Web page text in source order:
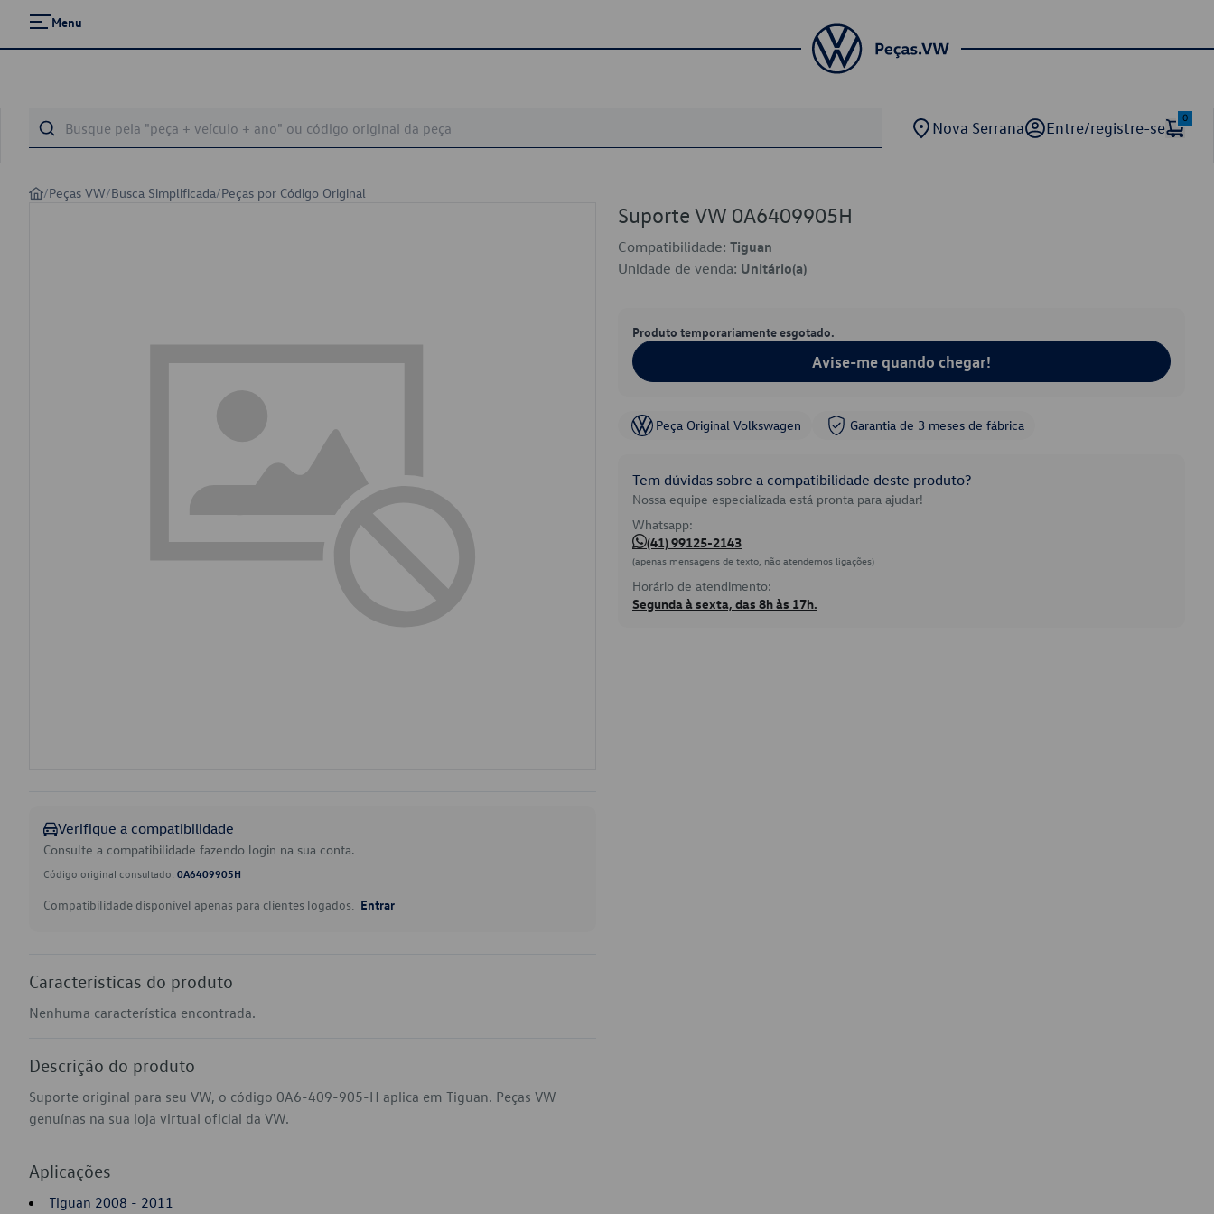
Menu
Nova Serrana Entre/registre-se
0
/Peças VW/Busca Simplificada/Peças por Código Original
Verifique a compatibilidade
Consulte a compatibilidade fazendo login na sua conta.
Código original consultado: 0A6409905H
Compatibilidade disponível apenas para clientes logados. Entrar
Características do produto
Nenhuma característica encontrada.
Descrição do produto
Suporte original para seu VW, o código 0A6-409-905-H aplica em Tiguan. Peças VW
genuínas na sua loja virtual oficial da VW.
Aplicações
Tiguan 2008 - 2011
Suporte VW 0A6409905H
Compatibilidade: Tiguan
Unidade de venda: Unitário(a)
Produto temporariamente esgotado.
Avise-me quando chegar!
Peça Original Volkswagen Garantia de 3 meses de fábrica
Tem dúvidas sobre a compatibilidade deste produto?
Nossa equipe especializada está pronta para ajudar!
Whatsapp:
(41) 99125-2143
(apenas mensagens de texto, não atendemos ligações)
Horário de atendimento:
Segunda à sexta, das 8h às 17h.